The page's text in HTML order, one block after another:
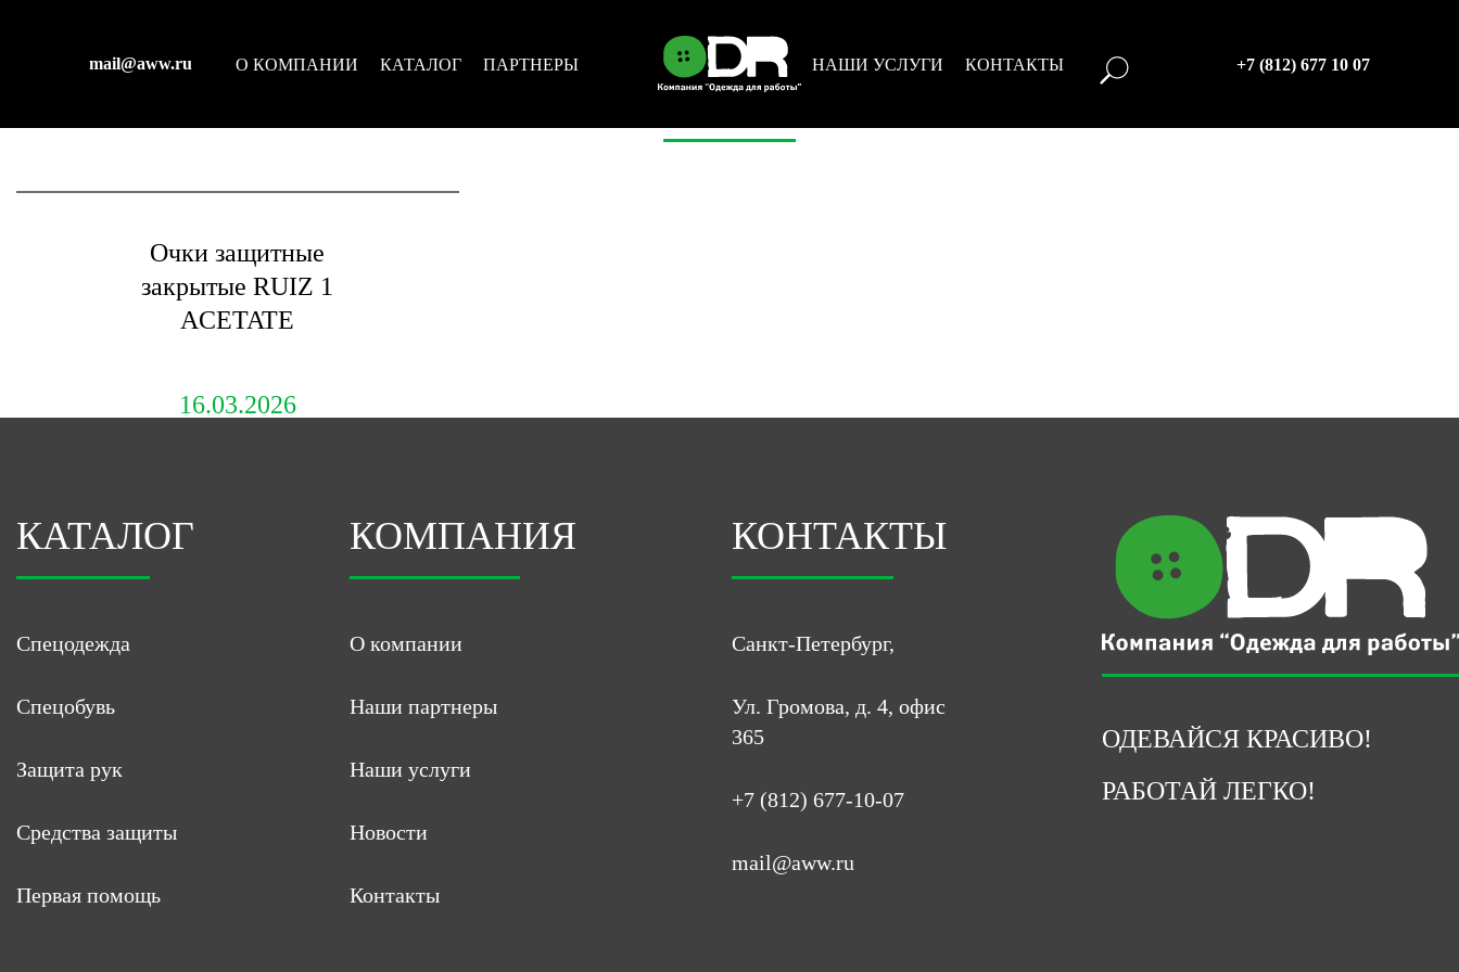
mail@aww.ru О КОМПАНИИ КАТАЛОГ ПАРТНЕРЫ НАШИ УСЛУГИ КОНТАКТЫ +7 (812) 677 10 07
Очки защитные
закрытые RUIZ 1
ACETATE
16.03.2026
КАТАЛОГ
Спецодежда
Спецобувь
Защита рук
Средства защиты
Первая помощь
КОМПАНИЯ
О компании
Наши партнеры
Наши услуги
Новости
Контакты
КОНТАКТЫ
Санкт-Петербург,
Ул. Громова, д. 4, офис
365
+7 (812) 677-10-07
mail@aww.ru
ОДЕВАЙСЯ КРАСИВО!
РАБОТАЙ ЛЕГКО!